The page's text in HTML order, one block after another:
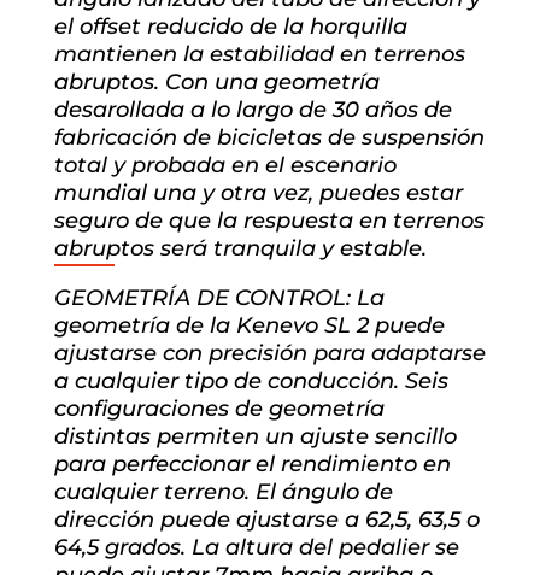
el offset reducido de la horquilla
mantienen la estabilidad en terrenos
abruptos. Con una geometría
desarollada a lo largo de 30 años de
fabricación de bicicletas de suspensión
total y probada en el escenario
mundial una y otra vez, puedes estar
seguro de que la respuesta en terrenos
abruptos será tranquila y estable.
GEOMETRÍA DE CONTROL: La
geometría de la Kenevo SL 2 puede
ajustarse con precisión para adaptarse
a cualquier tipo de conducción. Seis
configuraciones de geometría
distintas permiten un ajuste sencillo
para perfeccionar el rendimiento en
cualquier terreno. El ángulo de
dirección puede ajustarse a 62,5, 63,5 o
64,5 grados. La altura del pedalier se